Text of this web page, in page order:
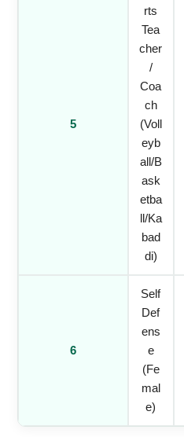
5
Rts
Tea
Cher
/
Coa
Ch
(Voll
Eyb
All/B
Ask
Etba
Ll/Ka
Bad
Di)
6
Self
Def
Ens
E
(Fe
Mal
E)